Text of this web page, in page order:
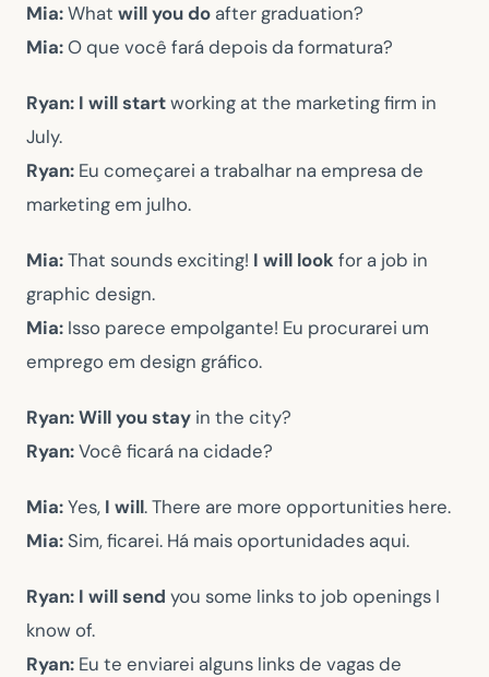
Mia:What will you do after graduation?
Mia:O que você fará depois da formatura?
Ryan: I will startworking at the marketing firm in
July.
Ryan: Eu começarei a trabalhar na empresa de
marketing em julho.
Mia:That sounds exciting! I will lookfor a job in
graphic design.
Mia: Isso parece empolgante! Eu procurarei um
emprego em design gráfico.
Ryan: Will you stay in the city?
Ryan:Você ficará na cidade?
Mia:Yes, I will. There are more opportunities here.
Mia: Sim, ficarei. Há mais oportunidades aqui.
Ryan: I will send you some links to job openings I
know of.
Ryan: Eu te enviarei alguns links de vagas de